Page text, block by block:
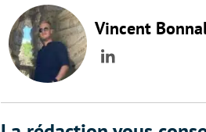
Vincent
LinkedIn